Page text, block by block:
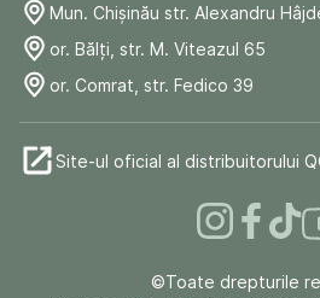
Mun. Chişinău str. Alexandru
or. Bălți, str. M. Viteazul 65
or. Comrat, str. Fedico 39
Site-ul oficial al distribuitorului
©Toate drepturile